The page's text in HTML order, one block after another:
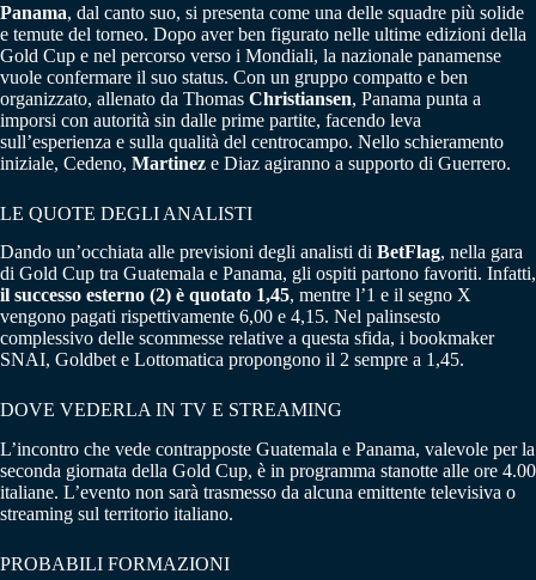
Panama, dal canto suo, si presenta come una delle squadre più solide
e temute del torneo. Dopo aver ben figurato nelle ultime edizioni della
Gold Cup e nel percorso verso i Mondiali, la nazionale panamense
vuole confermare il suo status. Con un gruppo compatto e ben
organizzato, allenato da Thomas Christiansen, Panama punta a
imporsi con autorità sin dalle prime partite, facendo leva
sull’esperienza e sulla qualità del centrocampo. Nello schieramento
iniziale, Cedeno, Martinez e Diaz agiranno a supporto di Guerrero.
LE QUOTE DEGLI ANALISTI
Dando un’occhiata alle previsioni degli analisti di BetFlag, nella gara
di Gold Cup tra Guatemala e Panama, gli ospiti partono favoriti. Infatti,
il successo esterno (2) è quotato 1,45, mentre l’1 e il segno X
vengono pagati rispettivamente 6,00 e 4,15. Nel palinsesto
complessivo delle scommesse relative a questa sfida, i bookmaker
SNAI, Goldbet e Lottomatica propongono il 2 sempre a 1,45.
DOVE VEDERLA IN TV E STREAMING
L’incontro che vede contrapposte Guatemala e Panama, valevole per la
seconda giornata della Gold Cup, è in programma stanotte alle ore 4.00
italiane. L’evento non sarà trasmesso da alcuna emittente televisiva o
streaming sul territorio italiano.
PROBABILI FORMAZIONI